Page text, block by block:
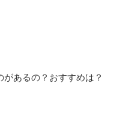
があるの？おすすめは？